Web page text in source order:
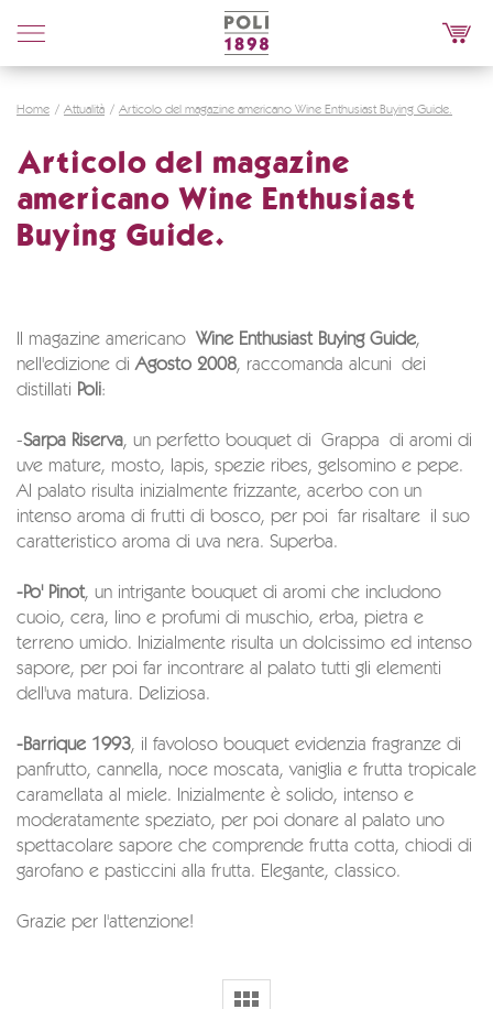
Poli
Distillerie
Home Attualità Articolo del magazine americano Wine Enthusiast Buying Guide.
Articolo del magazine
americano Wine Enthusiast
Buying Guide.
Il magazine americano Wine Enthusiast Buying Guide,
nell'edizione diAgosto 2008, raccomanda alcuni dei
distillati Poli:
-Sarpa Riserva, un perfetto bouquet di Grappa di aromi di
uve mature, mosto, lapis, spezie ribes, gelsomino e pepe.
Al palato risulta inizialmente frizzante, acerbo con un
intenso aroma di frutti di bosco, per poi far risaltare il suo
caratteristico aroma di uva nera. Superba.
-Po' Pinot, un intrigante bouquet di aromi che includono
cuoio, cera, lino e profumi di muschio, erba, pietra e
terreno umido. Inizialmente risulta un dolcissimo ed intenso
sapore, per poi far incontrare al palato tutti gli elementi
dell'uva matura. Deliziosa.
-Barrique 1993, il favoloso bouquet evidenzia fragranze di
panfrutto, cannella, noce moscata, vaniglia e frutta tropicale
caramellata al miele. Inizialmente è solido, intenso e
moderatamente speziato, per poi donare al palato uno
spettacolare sapore che comprende frutta cotta, chiodi di
garofano e pasticcini alla frutta. Elegante, classico.
Grazie per l'attenzione!